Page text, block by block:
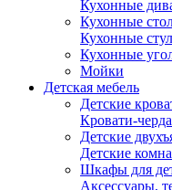
Кухонные
Кухонные
Кухонные
Кухонные
Мойки
Детская мебель
Детские
Кровати-
Детские
Детские
Шкафы для
Аксессуары,